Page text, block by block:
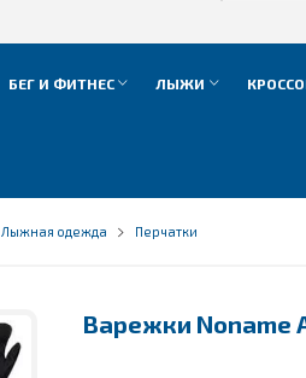
БЕГ И ФИТНЕС ЛЫЖИ
Лыжная одежда Перчатки
Варежки Noname